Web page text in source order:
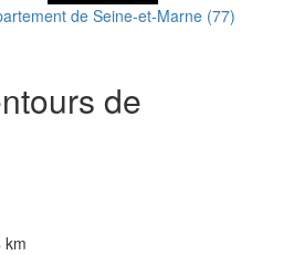
de Seine-et-Marne (77)
de
km